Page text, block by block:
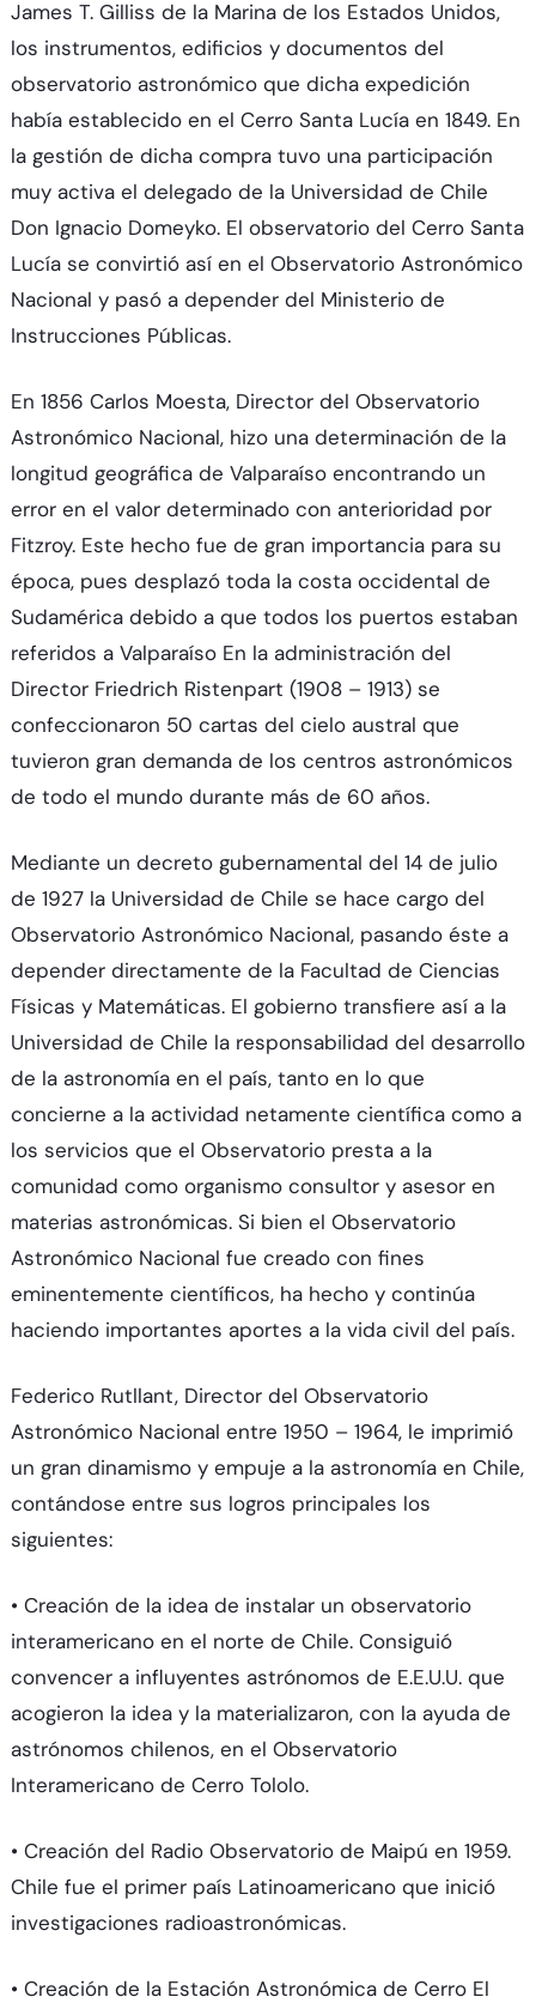
James T. Gilliss de la Marina de los Estados Unidos,
los instrumentos, edificios y documentos del
observatorio astronómico que dicha expedición
había establecido en el Cerro Santa Lucía en 1849. En
la gestión de dicha compra tuvo una participación
muy activa el delegado de la Universidad de Chile
Don Ignacio Domeyko. El observatorio del Cerro Santa
Lucía se convirtió así en el Observatorio Astronómico
Nacional y pasó a depender del Ministerio de
Instrucciones Públicas.
En 1856 Carlos Moesta, Director del Observatorio
Astronómico Nacional, hizo una determinación de la
longitud geográfica de Valparaíso encontrando un
error en el valor determinado con anterioridad por
Fitzroy. Este hecho fue de gran importancia para su
época, pues desplazó toda la costa occidental de
Sudamérica debido a que todos los puertos estaban
referidos a Valparaíso En la administración del
Director Friedrich Ristenpart (1908 – 1913) se
confeccionaron 50 cartas del cielo austral que
tuvieron gran demanda de los centros astronómicos
de todo el mundo durante más de 60 años.
Mediante un decreto gubernamental del 14 de julio
de 1927 la Universidad de Chile se hace cargo del
Observatorio Astronómico Nacional, pasando éste a
depender directamente de la Facultad de Ciencias
Físicas y Matemáticas. El gobierno transfiere así a la
Universidad de Chile la responsabilidad del desarrollo
de la astronomía en el país, tanto en lo que
concierne a la actividad netamente científica como a
los servicios que el Observatorio presta a la
comunidad como organismo consultor y asesor en
materias astronómicas. Si bien el Observatorio
Astronómico Nacional fue creado con fines
eminentemente científicos, ha hecho y continúa
haciendo importantes aportes a la vida civil del país.
Federico Rutllant, Director del Observatorio
Astronómico Nacional entre 1950 – 1964, le imprimió
un gran dinamismo y empuje a la astronomía en Chile,
contándose entre sus logros principales los
siguientes:
• Creación de la idea de instalar un observatorio
interamericano en el norte de Chile. Consiguió
convencer a influyentes astrónomos de E.E.U.U. que
acogieron la idea y la materializaron, con la ayuda de
astrónomos chilenos, en el Observatorio
Interamericano de Cerro Tololo.
• Creación del Radio Observatorio de Maipú en 1959.
Chile fue el primer país Latinoamericano que inició
investigaciones radioastronómicas.
• Creación de la Estación Astronómica de Cerro El